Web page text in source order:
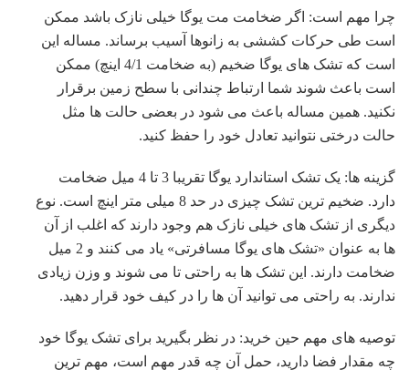
چرا مهم است: اگر ضخامت مت یوگا خیلی نازک باشد ممکن
است طی حرکات کششی به زانوها آسیب برساند. مساله این
است که تشک های یوگا ضخیم (به ضخامت 4/1 اینچ) ممکن
است باعث شوند شما ارتباط چندانی با سطح زمین برقرار
نکنید. همین مساله باعث می شود در بعضی حالت ها مثل
حالت درختی نتوانید تعادل خود را حفظ کنید.
گزینه ها: یک تشک استاندارد یوگا تقریبا 3 تا 4 میل ضخامت
دارد. ضخیم ترین تشک چیزی در حد 8 میلی متر اینچ است. نوع
دیگری از تشک های خیلی نازک هم وجود دارند که اغلب از آن
ها به عنوان «تشک های یوگا مسافرتی» یاد می کنند و 2 میل
ضخامت دارند. این تشک ها به راحتی تا می شوند و وزن زیادی
ندارند. به راحتی می توانید آن ها را در کیف خود قرار دهید.
توصیه های مهم حین خرید: در نظر بگیرید برای تشک یوگا خود
چه مقدار فضا دارید، حمل آن چه قدر مهم است، مهم ترین